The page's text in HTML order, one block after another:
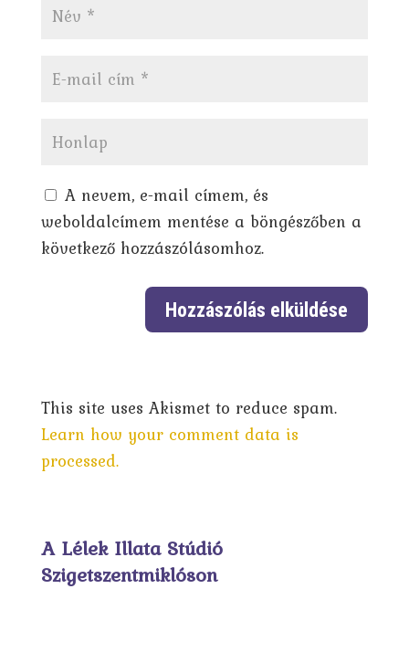
A nevem, e-mail címem, és
weboldalcímem mentése a böngészőben a
következő hozzászólásomhoz.
This site uses Akismet to reduce spam.
Learn how your comment data is
processed.
A Lélek Illata Stúdió
Szigetszentmiklóson